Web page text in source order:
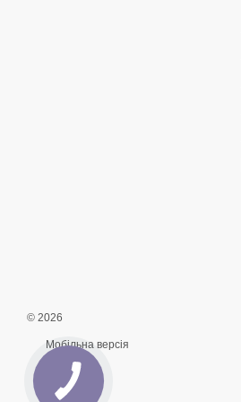
© 2026
Мобільна версія